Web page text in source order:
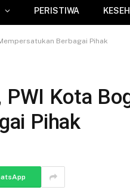
PERISTIWA
Berbagai Pihak
PWI Kota
Pihak